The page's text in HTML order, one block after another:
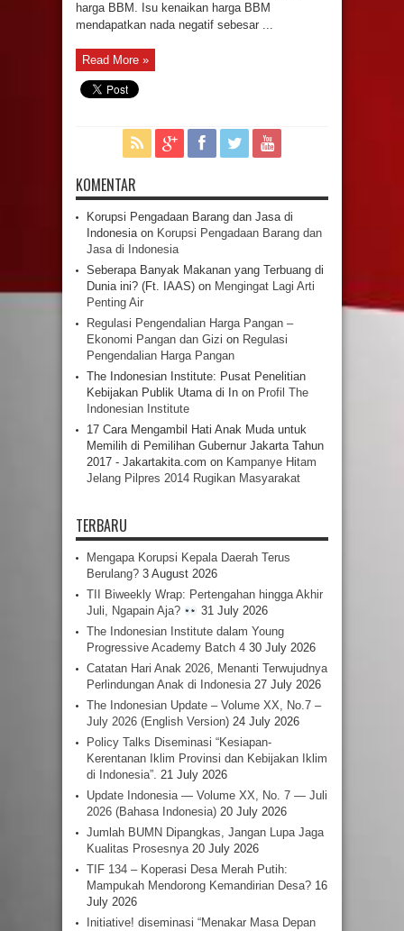
harga BBM. Isu kenaikan harga BBM
mendapatkan nada negatif sebesar ...
Read More »
KOMENTAR
Korupsi Pengadaan Barang dan Jasa di
Indonesiaon Korupsi Pengadaan Barang dan
Jasa di Indonesia
Seberapa Banyak Makanan yang Terbuang di
Dunia ini? (Ft. IAAS) on Mengingat Lagi Arti
Penting Air
Regulasi Pengendalian Harga Pangan –
Ekonomi Pangan dan Gizi on Regulasi
Pengendalian Harga Pangan
The Indonesian Institute: Pusat Penelitian
Kebijakan Publik Utama di In on Profil The
Indonesian Institute
17 Cara Mengambil Hati Anak Muda untuk
Memilih di Pemilihan Gubernur Jakarta Tahun
2017 - Jakartakita.com on Kampanye Hitam
Jelang Pilpres 2014 Rugikan Masyarakat
TERBARU
Mengapa Korupsi Kepala Daerah Terus
Berulang? 3 August 2026
TII Biweekly Wrap: Pertengahan hingga Akhir
Juli, Ngapain Aja?
31 July 2026
The Indonesian Institute dalam Young
Progressive Academy Batch 4 30 July 2026
Catatan Hari Anak 2026, Menanti Terwujudnya
Perlindungan Anak di Indonesia 27 July 2026
The Indonesian Update – Volume XX, No.7 –
July 2026 (English Version) 24 July 2026
Policy Talks Diseminasi “Kesiapan-
Kerentanan Iklim Provinsi dan Kebijakan Iklim
di Indonesia”. 21 July 2026
Update Indonesia — Volume XX, No. 7 — Juli
2026 (Bahasa Indonesia) 20 July 2026
Jumlah BUMN Dipangkas, Jangan Lupa Jaga
Kualitas Prosesnya 20 July 2026
TIF 134 – Koperasi Desa Merah Putih:
Mampukah Mendorong Kemandirian Desa? 16
July 2026
Initiative! diseminasi “Menakar Masa Depan